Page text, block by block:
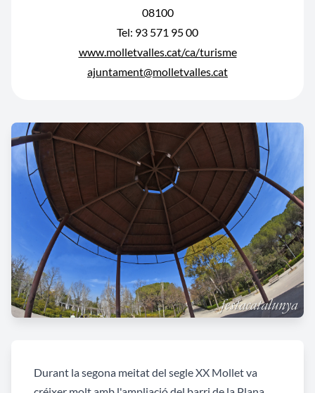
08100
Tel: 93 571 95 00
www.molletvalles.cat/ca/turisme
ajuntament@molletvalles.cat
Durant la segona meitat del segle XX Mollet va